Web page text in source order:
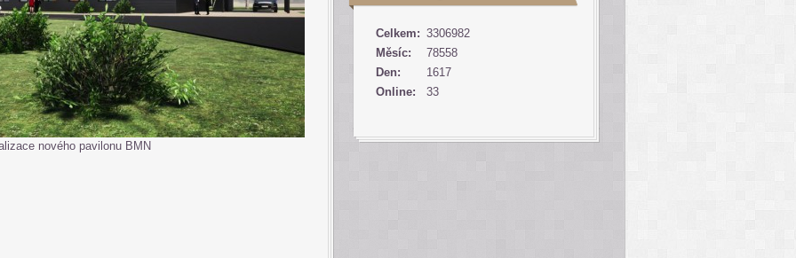
nového pavilonu BMN
Online: 33
Celkem: 3306982
Měsíc:
78558
Den:
1617